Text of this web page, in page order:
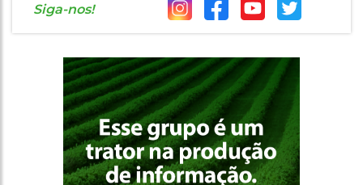
Siga-nos!